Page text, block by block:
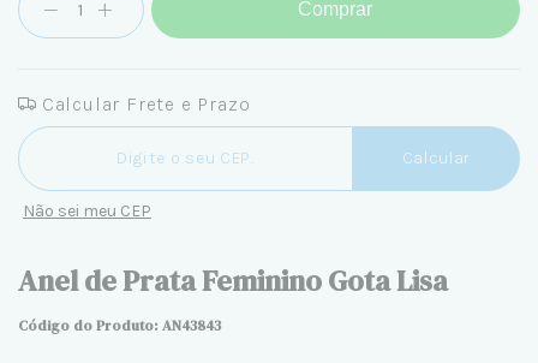
Comprar
Calcular Frete e Prazo
Entregas para o CEP:
Calcular
Não sei meu CEP
Anel de Prata Feminino Gota Lisa
Código do Produto: AN43843